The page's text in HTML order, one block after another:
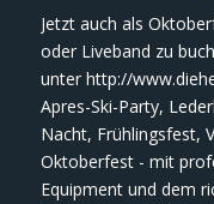
Jetzt auch als
oder Liveband zu
unter http://
Apres-Ski-Party,
Nacht, Frühlingsfest,
Oktoberfest - mit
Equipment und dem